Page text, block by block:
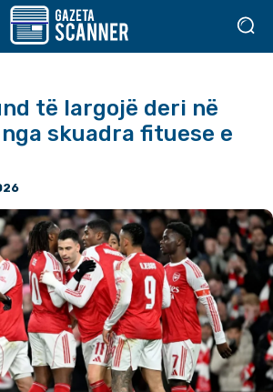
të largojë deri në
skuadra fituese e